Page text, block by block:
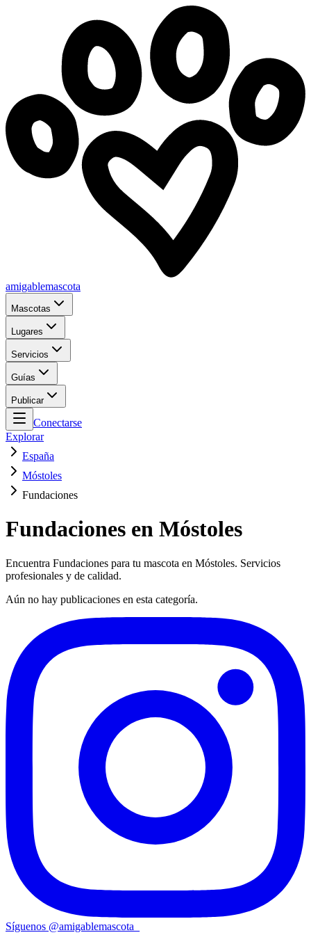
amigablemascota
Mascotas
Lugares
Servicios
Guías
Publicar
Conectarse
Explorar
España
Móstoles
Fundaciones
Fundaciones en Móstoles
Encuentra Fundaciones para tu mascota en Móstoles. Servicios
profesionales y de calidad.
Aún no hay publicaciones en esta categoría.
Síguenos @amigablemascota_